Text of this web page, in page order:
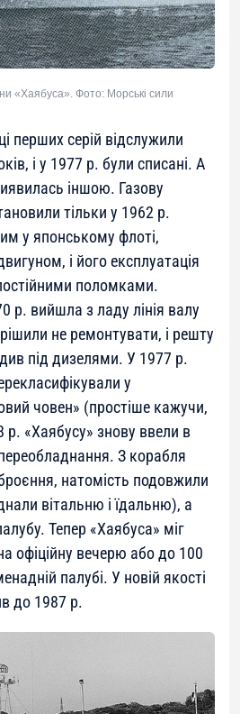
«Хаябуса». Фото: Морські сили
перших серій відслужили
і у 1977 р. були списані. А
іншою. Газову
тільки у 1962 р.
у японському флоті,
і його експлуатація
поломками.
р. вийшла з ладу лінія валу
не ремонтувати, і решту
під дизелями. У 1977 р.
у
човен» (простіше кажучи,
р. «Хаябусу» знову ввели в
З корабля
натомість подовжили
вітальню і їдальню), а
Тепер «Хаябуса» міг
офіційну вечерю або до 100
палубі. У новій якості
до 1987 р.